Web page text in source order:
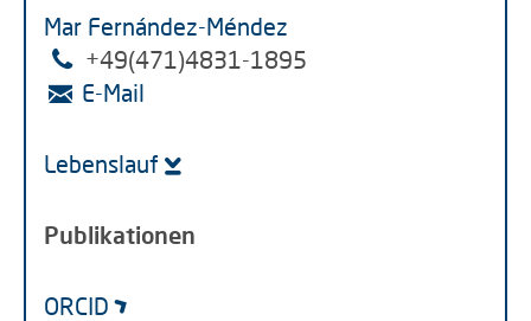
Mar Fernández-Méndez
+49(471)4831-1895
E-Mail
Lebenslauf
Publikationen
ORCID